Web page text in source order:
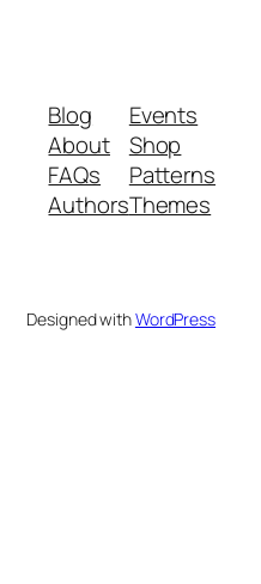
Blog
About
FAQs
Authors
Events
Shop
Patterns
Themes
Designed withWordPress